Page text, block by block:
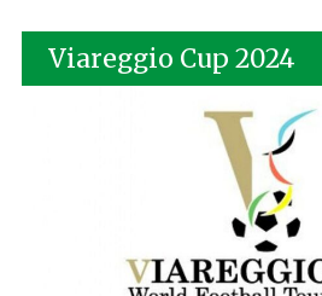
Viareggio Cup 2024